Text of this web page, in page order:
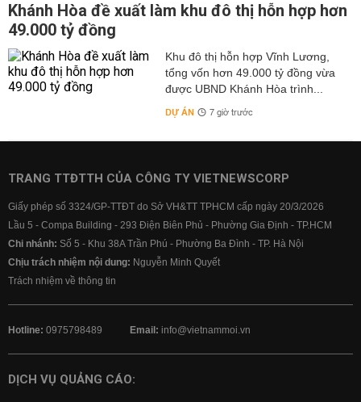
Khánh Hòa đề xuất làm khu đô thị hỗn hợp hơn
49.000 tỷ đồng
Khu đô thị hỗn hợp Vĩnh Lương,
tổng vốn hơn 49.000 tỷ đồng vừa
được UBND Khánh Hòa trình...
DỰ ÁN 7 giờ trước
TRANG TTĐTTH CỦA CÔNG TY VIETNEWSCORP
Giấy phép số 3324/GP-TTĐT do Sở VH&TT TPHCM cấp ngày 20/3/2026
Lầu 5 - Compa Building - 293 Điện Biên Phủ - Phường Gia Định - TP.HCM
Chi nhánh: Số 5 - Khu 38A Trần Phú - Phường Ba Đình - TP. Hà Nội
Chịu trách nhiệm nội dung: Nguyễn Minh Quyết
Trách nhiệm về thông tin
Hotline: 0975798489 Email: info@vietnammoi.vn
DỊCH VỤ QUẢNG CÁO: